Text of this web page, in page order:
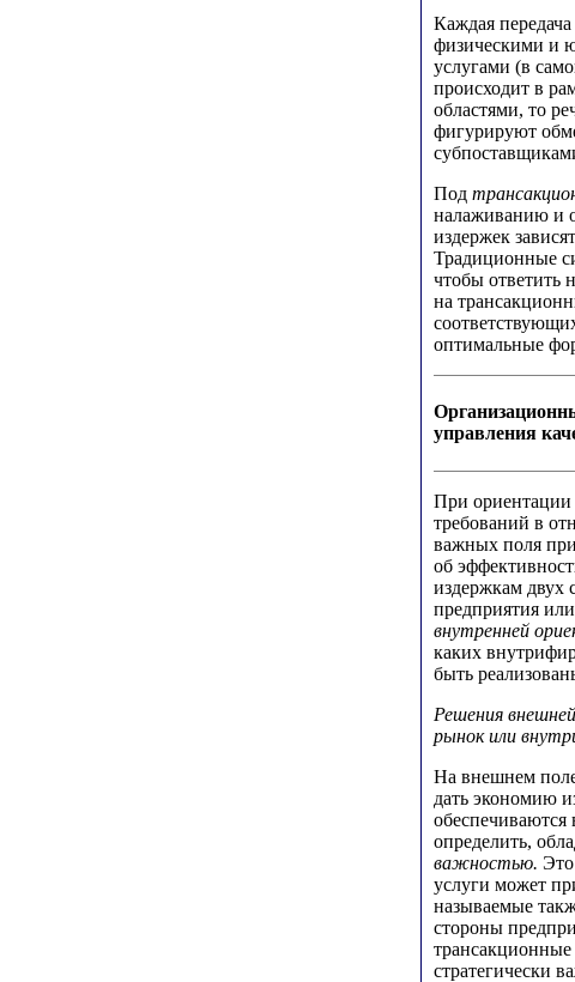
Каждая
физическими и
услугами (в
происходит в
областями, то
фигурируют
Под
налаживанию и
издержек
Традиционные
чтобы ответить
на
оптимальные
управления
При ориентации
требований в
важных поля
об
издержкам двух
предприятия
внутренней
каких
быть
Решения
рынок или
На внешнем
дать экономию
определить,
важностью. Это
услуги может
называемые
стороны
стратегически